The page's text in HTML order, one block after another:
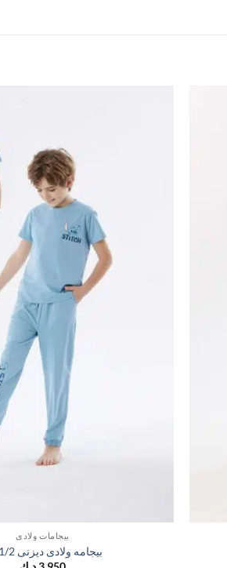
بيجامات ولادي
بيجامه ولادى ديزنى 1/2 كم